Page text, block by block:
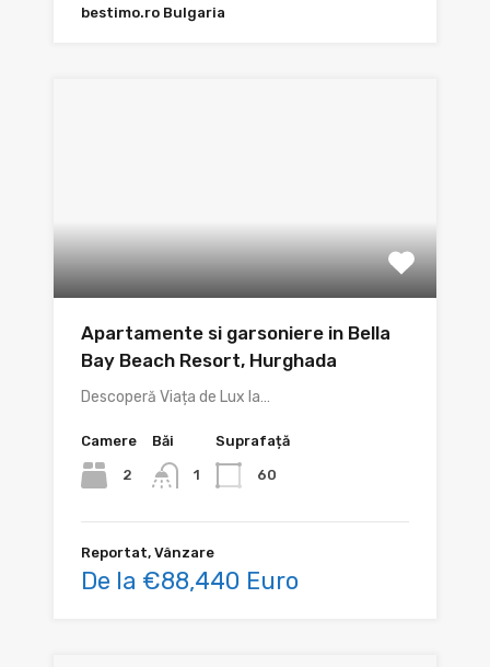
bestimo.ro Bulgaria
Apartamente si garsoniere in Bella
Bay Beach Resort, Hurghada
Descoperă Viața de Lux la…
Camere
2
Băi
1
Suprafață
60
Reportat, Vânzare
De la €88,440 Euro